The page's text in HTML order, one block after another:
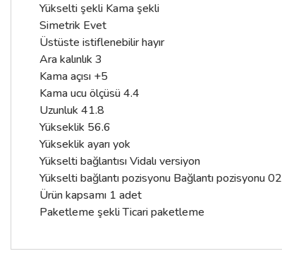
Yükselti şekli Kama şekli
Simetrik Evet
Üstüste istiflenebilir hayır
Ara kalınlık 3
Kama açısı +5
Kama ucu ölçüsü 4.4
Uzunluk 41.8
Yükseklik 56.6
Yükseklik ayarı yok
Yükselti bağlantısı Vidalı versiyon
Yükselti bağlantı pozisyonu Bağlantı pozisyonu 02
Ürün kapsamı 1 adet
Paketleme şekli Ticari paketleme